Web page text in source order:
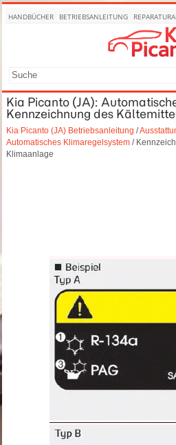
HANDBÜCHER BETRIEBSANLEITUNG
Kia Picanto (JA):
Kennzeichnung des
Kia Picanto (JA) Betriebsanleitung /
Automatisches Klimaregelsystem /
Klimaanlage